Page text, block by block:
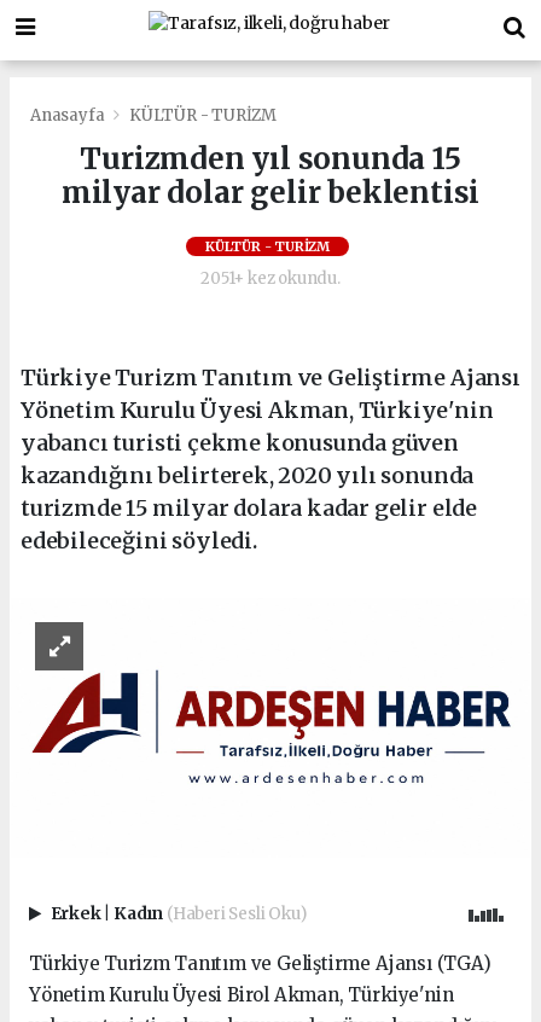
Anasayfa KÜLTÜR - TURİZM
Turizmden yıl sonunda 15
milyar dolar gelir beklentisi
KÜLTÜR - TURİZM
2051+ kez okundu.
Türkiye Turizm Tanıtım ve Geliştirme Ajansı
Yönetim Kurulu Üyesi Akman, Türkiye'nin
yabancı turisti çekme konusunda güven
kazandığını belirterek, 2020 yılı sonunda
turizmde 15 milyar dolara kadar gelir elde
edebileceğini söyledi.
Erkek Kadın (Haberi Sesli Oku)
Türkiye Turizm Tanıtım ve Geliştirme Ajansı (TGA)
Yönetim Kurulu Üyesi Birol Akman, Türkiye'nin